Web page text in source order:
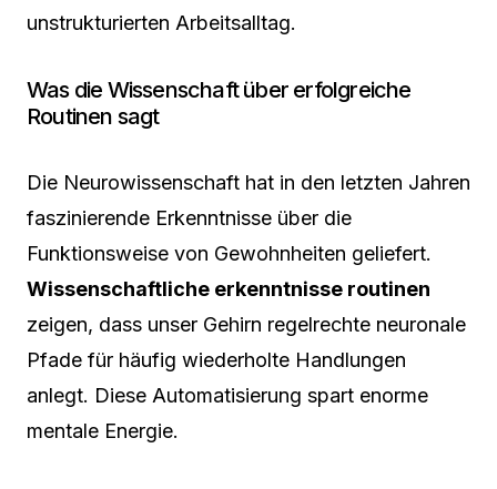
unstrukturierten Arbeitsalltag.
Was die Wissenschaft über erfolgreiche
Routinen sagt
Die Neurowissenschaft hat in den letzten Jahren
faszinierende Erkenntnisse über die
Funktionsweise von Gewohnheiten geliefert.
Wissenschaftliche erkenntnisse routinen
zeigen, dass unser Gehirn regelrechte neuronale
Pfade für häufig wiederholte Handlungen
anlegt. Diese Automatisierung spart enorme
mentale Energie.